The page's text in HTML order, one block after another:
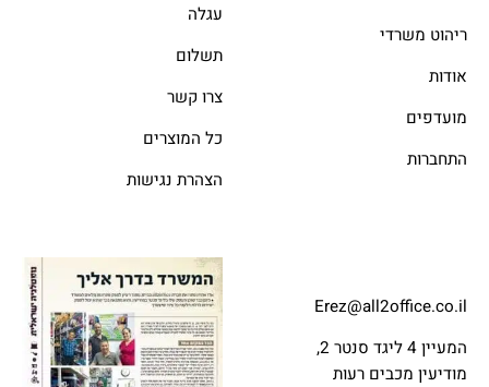
ריהוט משרדי
אודות
מועדפים
התחברות
עגלה
תשלום
צרו קשר
כל המוצרים
הצהרת נגישות
Erez@all2office.co.il
המעיין 4 ליגד סנטר 2,
מודיעין מכבים רעות